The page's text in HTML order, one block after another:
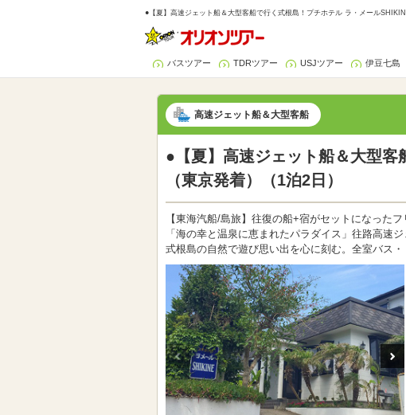
●【夏】高速ジェット船＆大型客船で行く式根島！プチホテル ラ・メール
バスツアー TDRツアー USJツアー 伊豆七島
高速ジェット船＆大型客船
●【夏】高速ジェット船＆大型
（東京発着）（1泊2日）
【東海汽船/島旅】往復の船+宿がセットになったフ
「海の幸と温泉に恵まれたパラダイス」往路高速
式根島の自然で遊び思い出を心に刻む。全室バス・